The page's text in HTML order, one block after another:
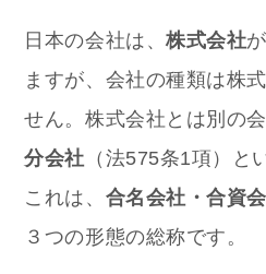
日本の会社は、株式会社
ますが、会社の種類は株
せん。株式会社とは別の
分会社 （法575条1項）と
これは、 合名会社・合資
３つの形態の総称です。